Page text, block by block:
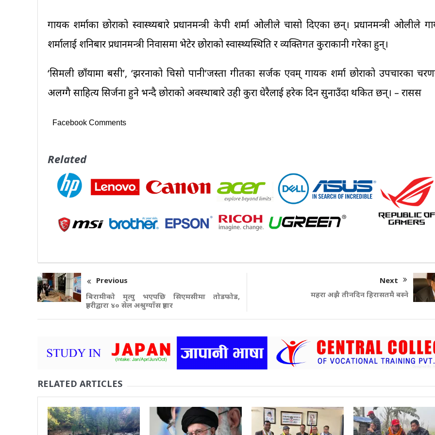
गायक शर्माका छोराको स्वास्थ्यबारे प्रधानमन्त्री केपी शर्मा ओलीले चासो दिएका छन्। प्रधानमन्त्री ओलीले
शर्मालाई शनिबार प्रधानमन्त्री निवासमा भेटेर छोराको स्वास्थ्यस्थिति र व्यक्तिगत कुराकानी गरेका हुन्।
‘सिमली छाँयामा बसी’, ‘झरनाको चिसो पानी’जस्ता गीतका सर्जक एवम् गायक शर्मा छोराको उपचारका
अलग्गै साहित्य सिर्जना हुने भन्दै छोराको अवस्थाबारे उही कुरा धेरैलाई हरेक दिन सुनाउँदा थकित छन्। – रासस
Facebook Comments
Related
Previous
बिरामीको मृत्यु भएपछि सिएमसीमा तोडफोड,
प्रहरीद्वारा ४० सेल अश्रुग्याँस प्रहार
Next
महरा अझै तीनदिन हिरासतमै बस्ने
RELATED ARTICLES